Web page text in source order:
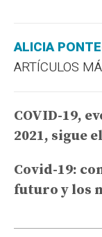
ALICIA
ARTÍCULOS
COVID-19,
2021, sigue
Covid-19:
futuro y los